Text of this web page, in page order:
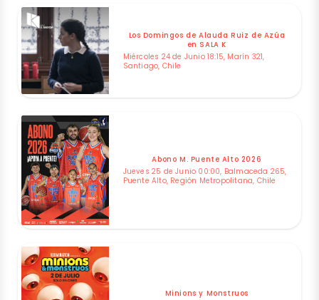
Los Domingos de Alauda Ruiz de Azúa
en SALA K
Miércoles 24 de Junio 18:15, Marín 321,
Santiago, Chile
Abono M. Puente Alto 2026
Jueves 25 de Junio 00:00, Balmaceda 265,
Puente Alto, Región Metropolitana, Chile
Minions y Monstruos